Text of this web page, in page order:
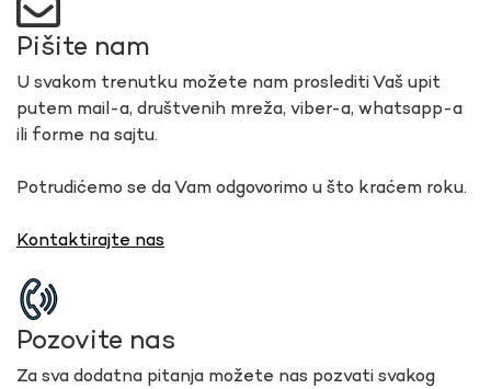
Pišite nam
U svakom trenutku možete nam proslediti Vaš upit
putem mail-a, društvenih mreža, viber-a, whatsapp-a
ili forme na sajtu.
Potrudićemo se da Vam odgovorimo u što kraćem roku.
Kontaktirajte nas
Pozovite nas
Za sva dodatna pitanja možete nas pozvati svakog